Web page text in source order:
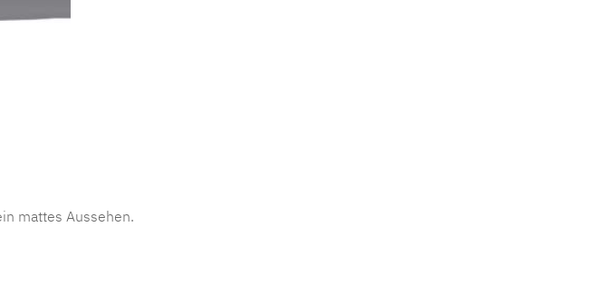
mattes Aussehen.